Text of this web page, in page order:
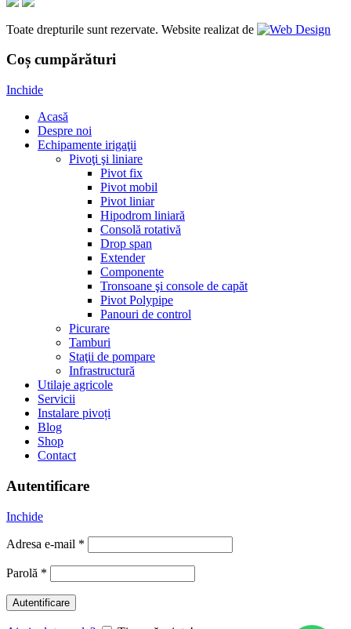
Toate drepturile sunt rezervate. Website realizat de
Coș cumpărături
Inchide
Acasă
Despre noi
Echipamente irigaţii
Pivoţi şi liniare
Pivot fix
Pivot mobil
Pivot liniar
Hipodrom liniară
Consolă rotativă
Drop span
Extender
Componente
Tronsoane şi console de capăt
Pivot Polypipe
Panouri de control
Picurare
Tamburi
Staţii de pompare
Infrastructură
Utilaje agricole
Servicii
Instalare pivoți
Blog
Shop
Contact
Autentificare
Inchide
Adresa e-mail *
Parolă *
Autentificare